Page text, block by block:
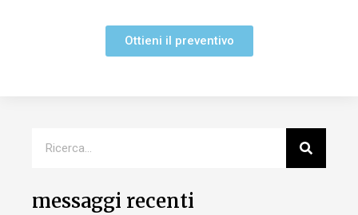
Ottieni il preventivo
messaggi recenti